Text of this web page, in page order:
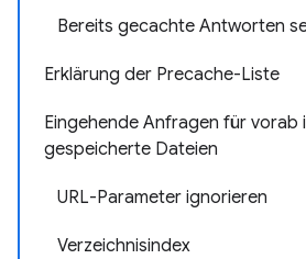
Bereits gecachte Antworten
Erklärung der Precache-Liste
Eingehende Anfragen für vorab
gespeicherte Dateien
URL-Parameter ignorieren
Verzeichnisindex